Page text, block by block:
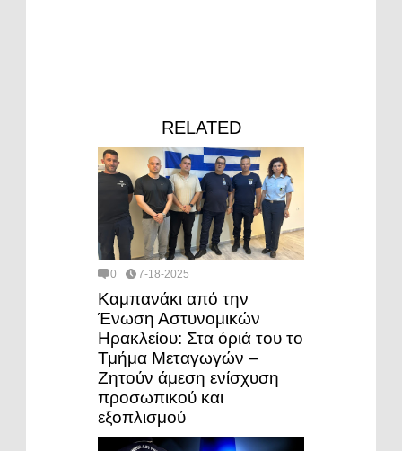
RELATED
0 7-18-2025
Καμπανάκι από την
Ένωση Αστυνομικών
Ηρακλείου: Στα όριά του το
Τμήμα Μεταγωγών –
Ζητούν άμεση ενίσχυση
προσωπικού και
εξοπλισμού